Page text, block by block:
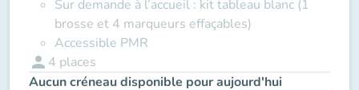
Sur demande à l’accueil : kit tableau blanc (1
brosse et 4 marqueurs effaçables)
Accessible PMR
person 4 places
Aucun créneau disponible pour aujourd'hui